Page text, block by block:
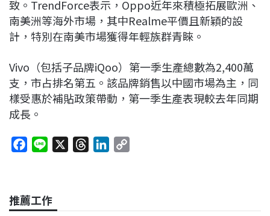
致。TrendForce表示，Oppo近年來積極拓展歐洲、
南美洲等海外市場，其中Realme平價且新穎的設
計，特別在南美市場獲得年輕族群青睞。
Vivo（包括子品牌iQoo）第一季生產總數為2,400萬
支，市占排名第五。該品牌銷售以中國市場為主，同
樣受惠於補貼政策帶動，第一季生產表現較去年同期
成長。
e
b
a
e
L
推薦工作